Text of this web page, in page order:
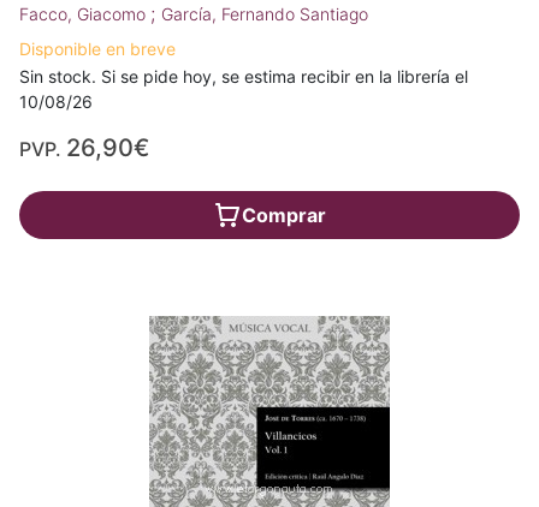
Facco, Giacomo ; García, Fernando Santiago
Disponible en breve
Sin stock. Si se pide hoy, se estima recibir en la librería el
10/08/26
PVP. 26,90€
Comprar